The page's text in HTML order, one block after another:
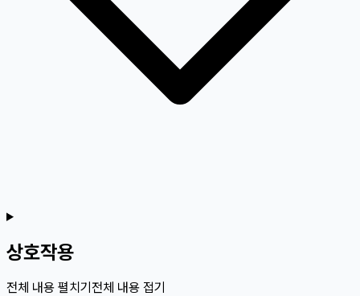
상호작용
전체 내용 펼치기전체 내용 접기